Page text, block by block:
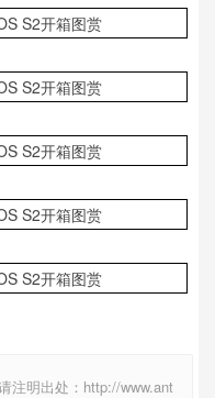
注明出处：http://www.ant